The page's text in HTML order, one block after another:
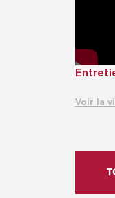
Voir la